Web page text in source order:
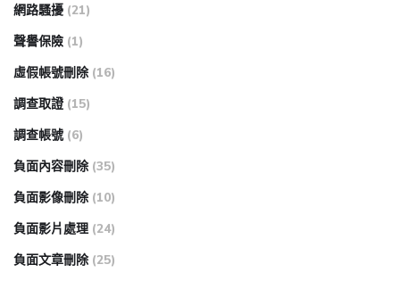
網路騷擾 (21)
聲譽保險 (1)
虛假帳號刪除 (16)
調查取證 (15)
調查帳號 (6)
負面內容刪除 (35)
負面影像刪除 (10)
負面影片處理 (24)
負面文章刪除 (25)